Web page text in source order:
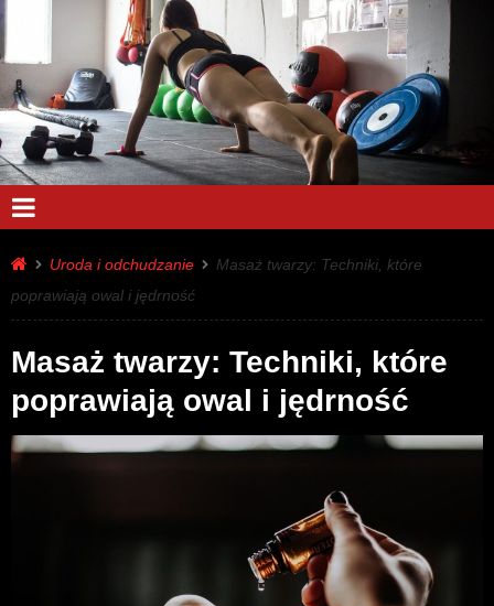
Uroda i odchudzanie
Masaż twarzy: Techniki, które
poprawiają owal i jędrność
Masaż twarzy: Techniki, które
poprawiają owal i jędrność